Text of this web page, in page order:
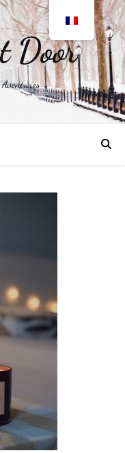
Door